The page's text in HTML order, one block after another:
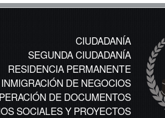
CIUDADANÍA
SEGUNDA CIUDADANÍA
RESIDENCIA PERMANENTE
INMIGRACIÓN DE NEGOCIOS
DE DOCUMENTOS
SOCIALES Y PROYECTOS